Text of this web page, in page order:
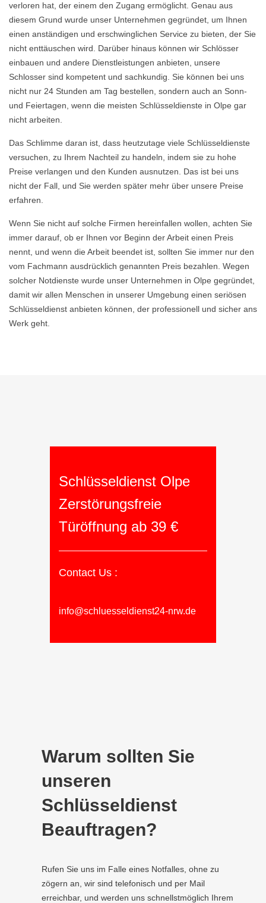
verloren hat, der einem den Zugang ermöglicht. Genau aus
diesem Grund wurde unser Unternehmen gegründet, um Ihnen
einen anständigen und erschwinglichen Service zu bieten, der Sie
nicht enttäuschen wird. Darüber hinaus können wir Schlösser
einbauen und andere Dienstleistungen anbieten, unsere
Schlosser sind kompetent und sachkundig. Sie können bei uns
nicht nur 24 Stunden am Tag bestellen, sondern auch an Sonn-
und Feiertagen, wenn die meisten Schlüsseldienste in Olpe gar
nicht arbeiten.
Das Schlimme daran ist, dass heutzutage viele Schlüsseldienste
versuchen, zu Ihrem Nachteil zu handeln, indem sie zu hohe
Preise verlangen und den Kunden ausnutzen. Das ist bei uns
nicht der Fall, und Sie werden später mehr über unsere Preise
erfahren.
Wenn Sie nicht auf solche Firmen hereinfallen wollen, achten Sie
immer darauf, ob er Ihnen vor Beginn der Arbeit einen Preis
nennt, und wenn die Arbeit beendet ist, sollten Sie immer nur den
vom Fachmann ausdrücklich genannten Preis bezahlen. Wegen
solcher Notdienste wurde unser Unternehmen in Olpe gegründet,
damit wir allen Menschen in unserer Umgebung einen seriösen
Schlüsseldienst anbieten können, der professionell und sicher ans
Werk geht.
Schlüsseldienst Olpe
Zerstörungsfreie
Türöffnung ab 39 €
Contact Us :
info@schluesseldienst24-nrw.de
Warum sollten Sie
unseren
Schlüsseldienst
Beauftragen?
Rufen Sie uns im Falle eines Notfalles, ohne zu
zögern an, wir sind telefonisch und per Mail
erreichbar, und werden uns schnellstmöglich Ihrem